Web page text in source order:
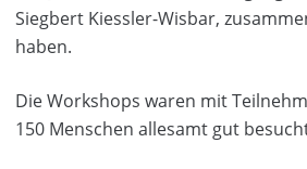
Siegbert Kiessler-Wisbar,
haben.
Die Workshops waren mit
150 Menschen allesamt gut